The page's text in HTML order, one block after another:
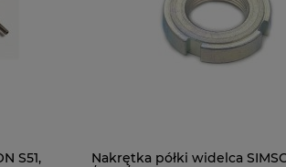
S51,
Nakrętka półki widelca